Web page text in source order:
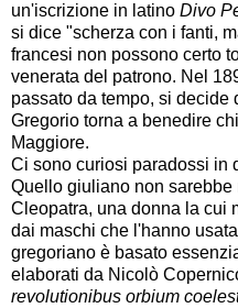
un'iscrizione in latino Divo
si dice "scherza con i fanti,
francesi non possono certo
venerata del patrono. Nel
passato da tempo, si decide
Gregorio torna a benedire
Maggiore.
Ci sono curiosi paradossi in
Quello giuliano non sarebbe
Cleopatra, una donna la cui
dai maschi che l'hanno
gregoriano è basato
elaborati da Nicolò
revolutionibus orbium